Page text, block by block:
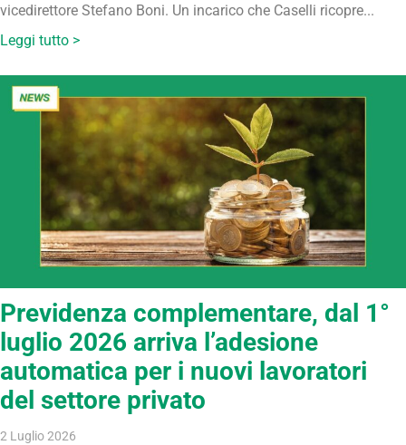
vicedirettore Stefano Boni. Un incarico che Caselli ricopre...
Leggi tutto >
Previdenza complementare, dal 1°
luglio 2026 arriva l’adesione
automatica per i nuovi lavoratori
del settore privato
2 Luglio 2026